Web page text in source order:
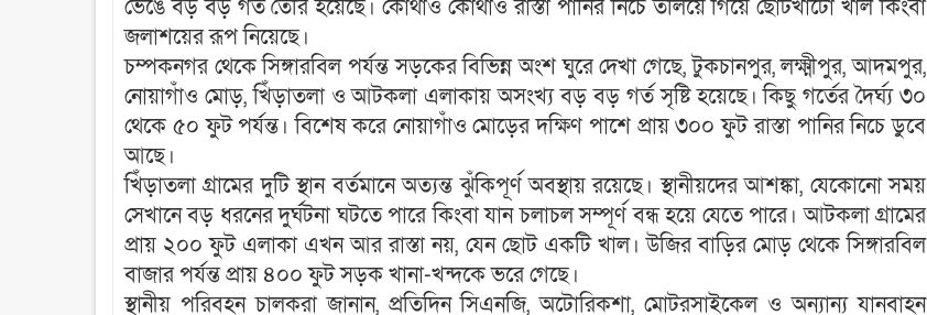
ভেঙে বড় বড় গর্ত তৈরি হয়েছে। কোথাও কোথাও রাস্তা পানির নিচে তলিয়ে গিয়ে ছোটখাটো খাল কিংবা
জলাশয়ের রূপ নিয়েছে।
‎চম্পকনগর থেকে সিঙ্গারবিল পর্যন্ত সড়কের বিভিন্ন অংশ ঘুরে দেখা গেছে, টুকচানপুর, লক্ষ্মীপুর, আদমপুর,
নোয়াগাঁও মোড়, খিঁড়াতলা ও আটকলা এলাকায় অসংখ্য বড় বড় গর্ত সৃষ্টি হয়েছে। কিছু গর্তের দৈর্ঘ্য ৩০
থেকে ৫০ ফুট পর্যন্ত। বিশেষ করে নোয়াগাঁও মোড়ের দক্ষিণ পাশে প্রায় ৩০০ ফুট রাস্তা পানির নিচে ডুবে
আছে।
‎খিঁড়াতলা গ্রামের দুটি স্থান বর্তমানে অত্যন্ত ঝুঁকিপূর্ণ অবস্থায় রয়েছে। স্থানীয়দের আশঙ্কা, যেকোনো সময়
সেখানে বড় ধরনের দুর্ঘটনা ঘটতে পারে কিংবা যান চলাচল সম্পূর্ণ বন্ধ হয়ে যেতে পারে। আটকলা গ্রামের
প্রায় ২০০ ফুট এলাকা এখন আর রাস্তা নয়, যেন ছোট একটি খাল। উজির বাড়ির মোড় থেকে সিঙ্গারবিল
বাজার পর্যন্ত প্রায় ৪০০ ফুট সড়ক খানা-খন্দকে ভরে গেছে।
‎স্থানীয় পরিবহন চালকরা জানান, প্রতিদিন সিএনজি, অটোরিকশা, মোটরসাইকেল ও অন্যান্য যানবাহন